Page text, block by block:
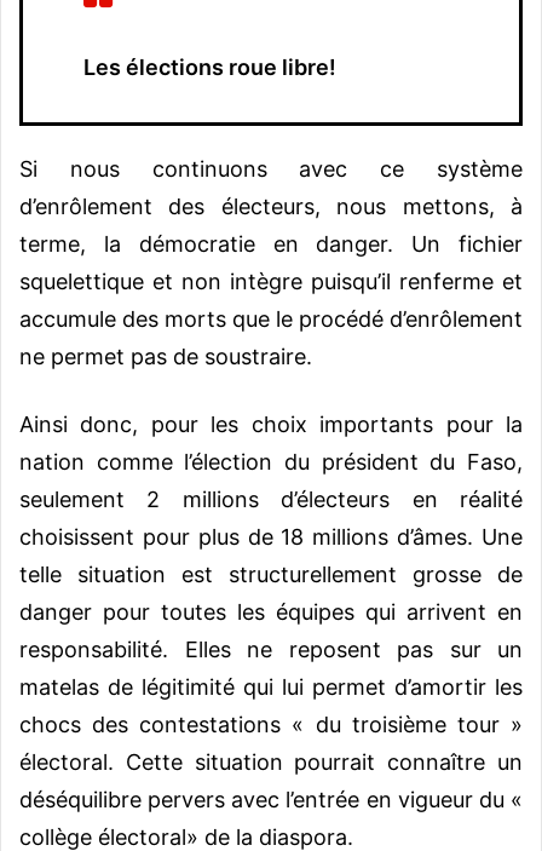
Les élections roue libre!
Si nous continuons avec ce système
d’enrôlement des électeurs, nous mettons, à
terme, la démocratie en danger. Un fichier
squelettique et non intègre puisqu’il renferme et
accumule des morts que le procédé d’enrôlement
ne permet pas de soustraire.
Ainsi donc, pour les choix importants pour la
nation comme l’élection du président du Faso,
seulement 2 millions d’électeurs en réalité
choisissent pour plus de 18 millions d’âmes. Une
telle situation est structurellement grosse de
danger pour toutes les équipes qui arrivent en
responsabilité. Elles ne reposent pas sur un
matelas de légitimité qui lui permet d’amortir les
chocs des contestations « du troisième tour »
électoral. Cette situation pourrait connaître un
déséquilibre pervers avec l’entrée en vigueur du «
collège électoral» de la diaspora.